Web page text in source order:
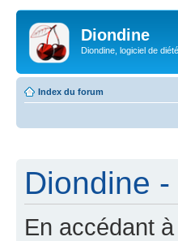
Diondine
Diondine, logiciel de
Index du forum
Diondine
En accédant